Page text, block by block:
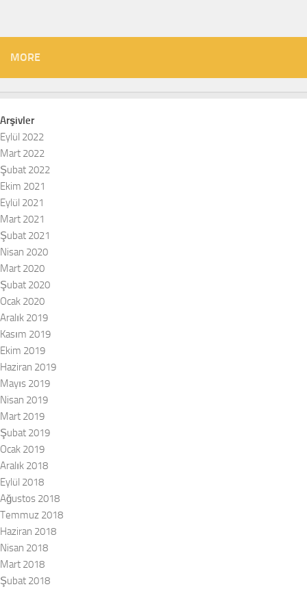
MORE
Arşivler
Eylül 2022
Mart 2022
Şubat 2022
Ekim 2021
Eylül 2021
Mart 2021
Şubat 2021
Nisan 2020
Mart 2020
Şubat 2020
Ocak 2020
Aralık 2019
Kasım 2019
Ekim 2019
Haziran 2019
Mayıs 2019
Nisan 2019
Mart 2019
Şubat 2019
Ocak 2019
Aralık 2018
Eylül 2018
Ağustos 2018
Temmuz 2018
Haziran 2018
Nisan 2018
Mart 2018
Şubat 2018